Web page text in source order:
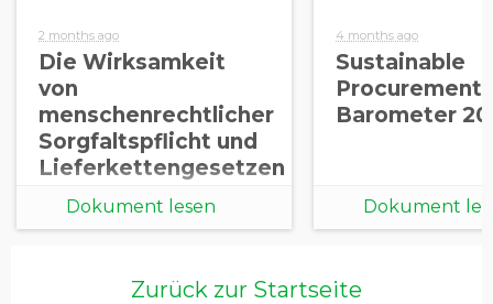
2 months ago
Die Wirksamkeit
von
menschenrechtlicher
Sorgfaltspflicht und
Lieferkettengesetzen
Dokument lesen
4 months ago
Sustainable
Procurement
Barometer
Dokument
Zurück zur Startseite